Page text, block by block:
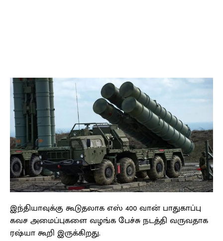
இந்தியாவுக்கு கூடுதலாக எஸ் 400 வான் பாதுகாப்பு
கவச அமைப்புகளை வழங்க பேச்சு நடத்தி வருவதாக
ரஷ்யா கூறி இருக்கிறது.